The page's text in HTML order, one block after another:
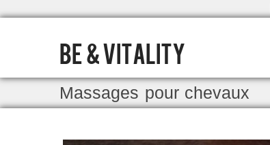
BE & VITALITY
Massages pour chevaux